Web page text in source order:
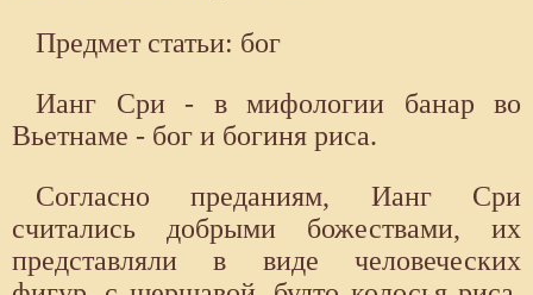
Предмет статьи: бог
Ианг Сри - в мифологии банар во
Вьетнаме - бог и богиня риса.
Согласно преданиям, Ианг Сри
считались добрыми божествами, их
представляли в виде человеческих